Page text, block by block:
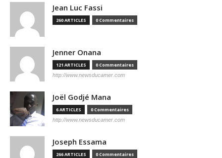
Jean Luc Fassi
260 ARTICLES 0 Commentaires
Jenner Onana
121 ARTICLES 0 Commentaires
http://www.newsducamer.com
Joël Godjé Mana
6 ARTICLES 0 Commentaires
http://www.newsducamer.com
Joseph Essama
266 ARTICLES 0 Commentaires